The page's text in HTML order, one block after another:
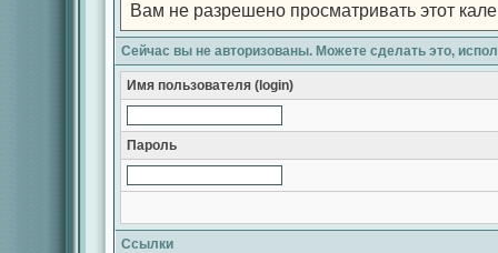
Вам не разрешено просматривать этот
Сейчас вы не авторизованы. Можете сделать это,
Имя пользователя (login)
Пароль
Ссылки